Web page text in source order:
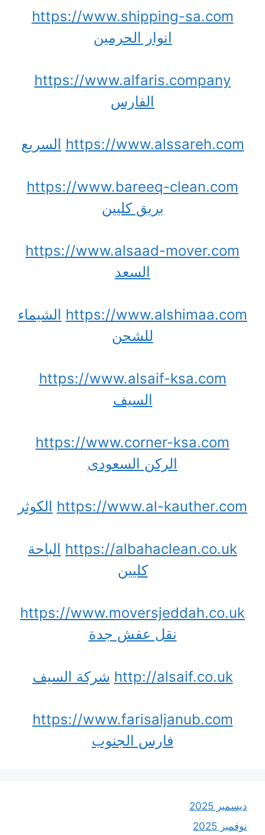
https://www.shipping-sa.com
انوار الحرمين
https://www.alfaris.company
الفارس
https://www.alssareh.com السريع
https://www.bareeq-clean.com
بريق كليين
https://www.alsaad-mover.com
السعد
https://www.alshimaa.com الشيماء
للشحن
https://www.alsaif-ksa.com
السيف
https://www.corner-ksa.com
الركن السعودى
https://www.al-kauther.com الكوثر
https://albahaclean.co.uk الباحة
كليين
https://www.moversjeddah.co.uk
نقل عفش جدة
http://alsaif.co.uk شركة السيف
https://www.farisaljanub.com
فارس الجنوب
ديسمبر 2025
نوفمبر 2025